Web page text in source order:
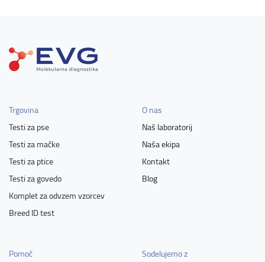
Trgovina
Testi za pse
Testi za mačke
Testi za ptice
Testi za govedo
Komplet za odvzem vzorcev
Breed ID test
O nas
Naš laboratorij
Naša ekipa
Kontakt
Blog
Pomoč
Sodelujemo z